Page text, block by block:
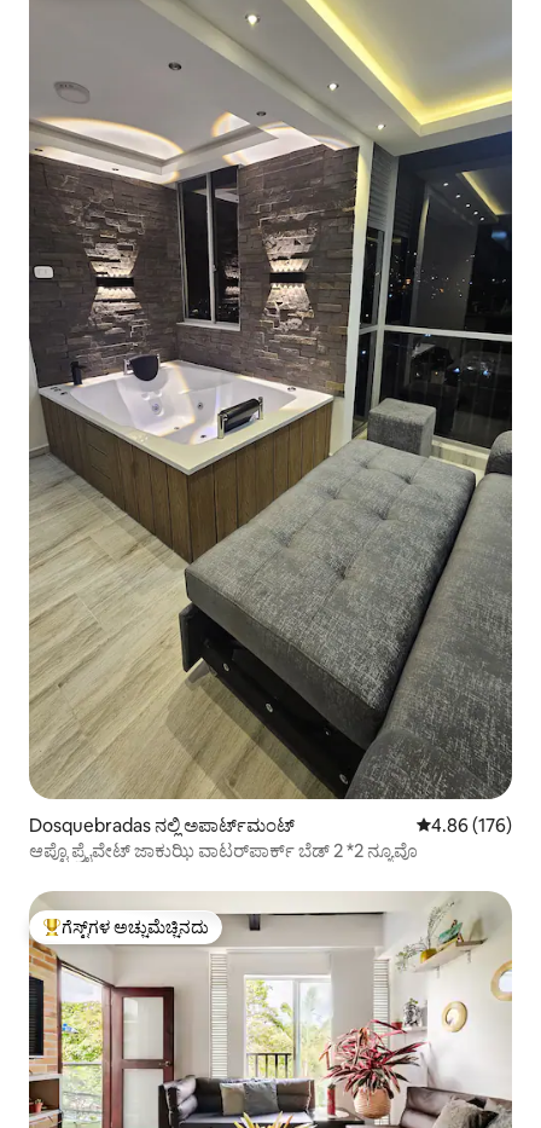
Dosquebradas ನಲ್ಲಿ ಅಪಾರ್ಟ್‌ಮಂಟ್ 5 ರಲ್ಲಿ 4.86
4.86 (176)
ಆಪ್ಟೊ ಪ್ರೈವೇಟ್ ಜಾಕುಝಿ ವಾಟರ್‌ಪಾರ್ಕ್ ಬೆಡ್ 2 *2 ನ್ಯೂವೊ
ಗೆಸ್ಟ್‌ಗಳಿಗೆ ಅತಿ ಹೆಚ್ಚು ಅಚ್ಚುಮೆಚ್ಚಿನದು
ಗೆಸ್ಟ್‌ಗಳ ಅಚ್ಚುಮೆಚ್ಚಿನದು